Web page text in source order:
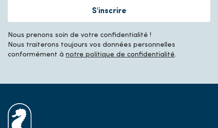
S'inscrire
Nous prenons soin de votre confidentialité !
Nous traiterons toujours vos données personnelles
conformément à notre politique de confidentialité.